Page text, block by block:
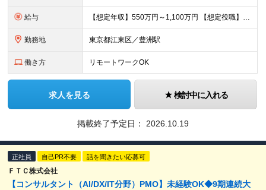
給与 【想定年収】550万円～1,100万円 【想定役職】 課長代理 主任 一般 ※これまでの経験・年齢などを考慮し、当社給与規則に基づき決定します。 ※詳細は面接時にお伝えします。
勤務地 東京都江東区／豊洲駅
働き方 リモートワークOK
求人を見る 検討中に入れる
掲載終了予定日： 2026.10.19
正社員 自己PR不要 話を聞きたい応募可
ＦＴＣ株式会社
【コンサルタント（AI/DX/IT分野）PMO】未経験OK◆9期連続大